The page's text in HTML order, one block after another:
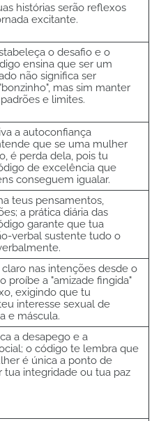
histórias serão reflexos
excitante.
o desafio e o
ensina que ser um
não significa ser
mas sim manter
e limites.
a autoconfiança
que se uma mulher
é perda dela, pois tu
de excelência que
conseguem igualar.
teus pensamentos,
a prática diária das
garante que tua
verbal sustente tudo o
claro nas intenções desde o
proíbe a "amizade fingida"
exigindo que tu
interesse sexual de
e máscula.
a desapego e a
o código te lembra que
é única a ponto de
integridade ou tua paz